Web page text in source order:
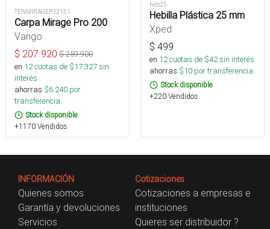
TENMIRAGEP32151
Carpa Mirage Pro 200
Vango
$ 207.920 $259.900
en 12cuotas de $17.327sin
interés
ahorras $6.240 por
transferencia.
Stock disponible
+1170 Vendidos
heb25
Hebilla Plástica 25 mm
Xped
$ 499
en 12cuotas de $42sin interés
ahorras $10 por transferencia.
Stock disponible
+220 Vendidos
INFORMACIÓN
Quienes somos
Garantía y devoluciones
Servicios
Cotizaciones
Cotizaciones a empresas e
instituciones
Quieres ser distribuidor ?